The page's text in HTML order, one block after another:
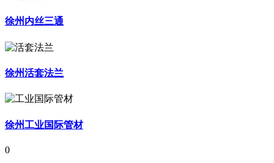
徐州内丝三通
徐州活套法兰
徐州工业国际管材
0